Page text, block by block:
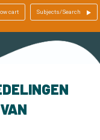
cart Subjects/Search